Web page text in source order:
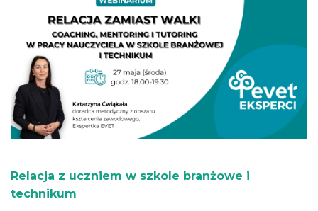
Relacja z uczniem w szkole branżowe i
technikum